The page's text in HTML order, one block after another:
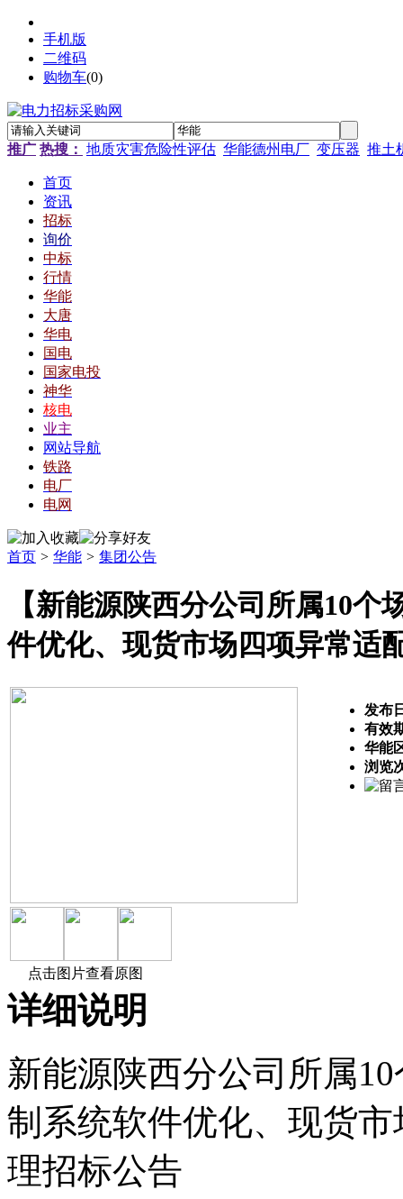
手机版
二维码
购物车(0)
推广 热搜： 地质灾害危险性评估 华能德州电厂 变压器 推土
首页
资讯
招标
询价
中标
行情
华能
大唐
华电
国电
国家电投
神华
核电
业主
网站导航
铁路
电厂
电网
首页 > 华能 > 集团公告
【新能源陕西分公司所属10
件优化、现货市场四项异常适
点击图片查看原图
发布
有效
华能
浏览
详细说明
新能源陕西分公司所属
制系统软件优化、现货
理招标公告